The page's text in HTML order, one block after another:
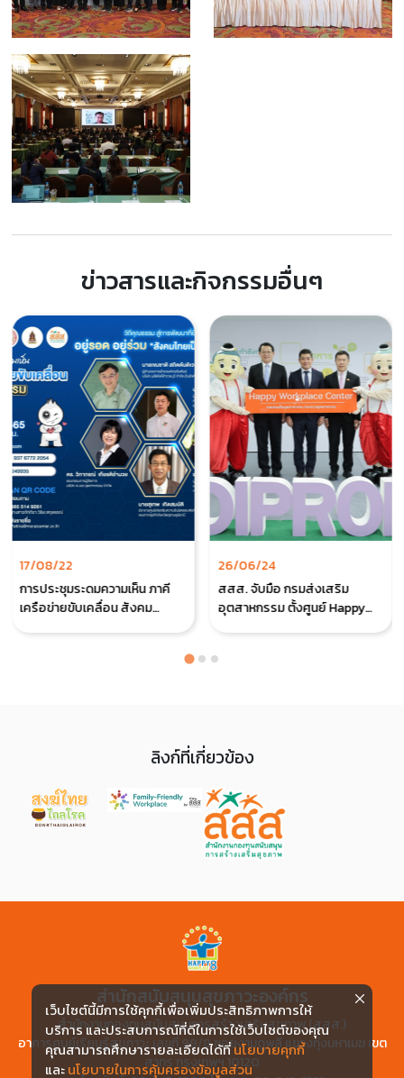
ข่าวสารและกิจกรรมอื่นๆ
17/08/22
การประชุมระดมความเห็น ภาคี
เครือข่ายขับเคลื่อน สังคม
26/06/24
สสส. จับมือ กรมส่งเสริม
อุตสาหกรรม ตั้งศูนย์ Happy
ลิงก์ที่เกี่ยวข้อง
สำนักสนับสนุนสุขภาวะองค์กร
สำนักงานกองทุนสนับสนุนการสร้างเสริมสุขภาพ (สสส.)
อาคารศูนย์เรียนรู้สุขภาวะ เลขที่ 99/8 ซอยงามดูพลี แขวงทุ่งมหาเมฆ เขต
สาทร กรุงเทพฯ 10120
เว็บไซต์นี้มีการใช้คุกกี้เพื่อเพิ่มประสิทธิภาพการให้
บริการ และประสบการณ์ที่ดีในการใช้เว็บไซต์ของคุณ
คุณสามารถศึกษารายละเอียดได้ที่นโยบายคุกกี้
และนโยบายในการคุ้มครองข้อมูลส่วน